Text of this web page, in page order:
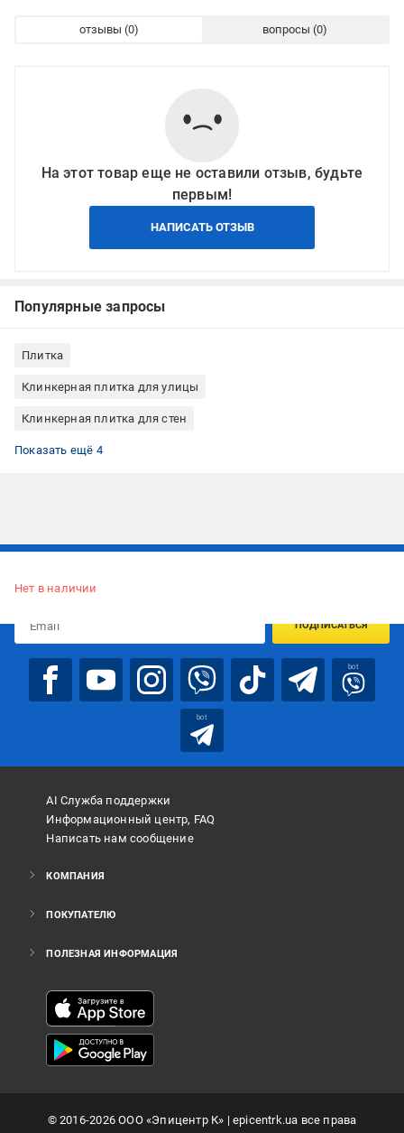
отзывы вопросы
На этот товар еще не оставили отзыв, будьте
первым!
НАПИСАТЬ ОТЗЫВ
Популярные запросы
Плитка
Клинкерная плитка для улицы
Клинкерная плитка для стен
Клинкерная плитка рельефная
Клинкерная плитка морозостойкая
Клинкерная плитка для декоративной отделки внутри и
снаружи помещений
Клинкерная плитка плитка
Показать ещё 4
Нет в наличии
ПОДПИСАТЬСЯ
bot
bot
AI Служба поддержки
Информационный центр, FAQ
Написать нам сообщение
КОМПАНИЯ
ПОКУПАТЕЛЮ
ПОЛЕЗНАЯ ИНФОРМАЦИЯ
©2016-2026ООО «Эпицентр К» | epicentrk.ua все права